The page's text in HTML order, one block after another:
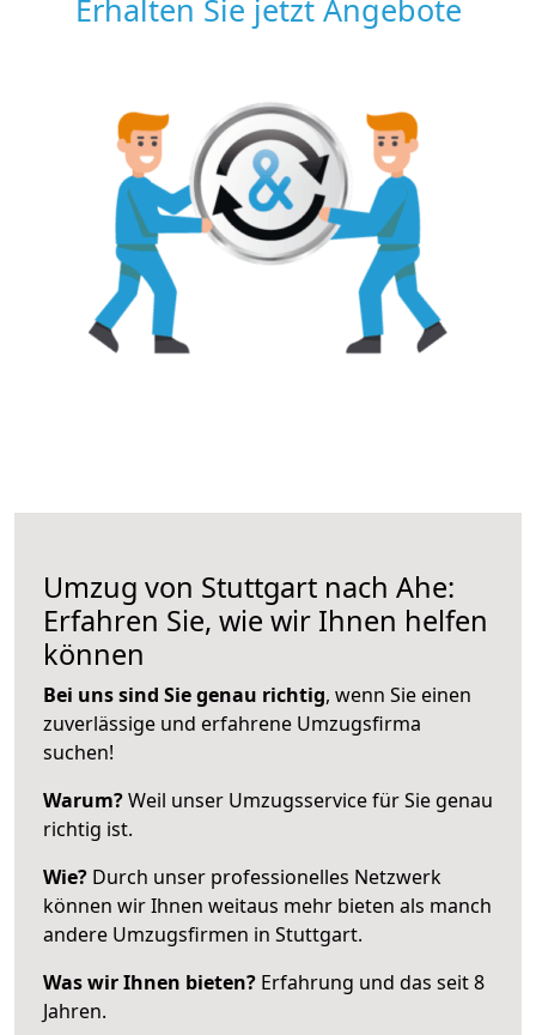
Erhalten Sie jetzt Angebote
Umzug von Stuttgart nach Ahe:
Erfahren Sie, wie wir Ihnen helfen
können
Bei uns sind Sie genau richtig, wenn Sie einen
zuverlässige und erfahrene Umzugsfirma
suchen!
Warum?Weil unser Umzugsservice für Sie genau
richtig ist.
Wie? Durch unser professionelles Netzwerk
können wir Ihnen weitaus mehr bieten als manch
andere Umzugsfirmen in Stuttgart.
Was wir Ihnen bieten? Erfahrung und das seit 8
Jahren.